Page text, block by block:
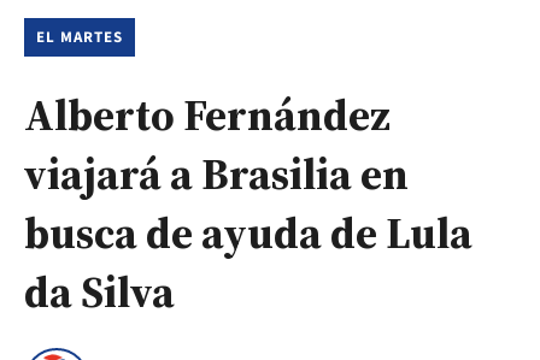
EL MARTES
Alberto Fernández
viajará a Brasilia en
busca de ayuda de Lula
da Silva